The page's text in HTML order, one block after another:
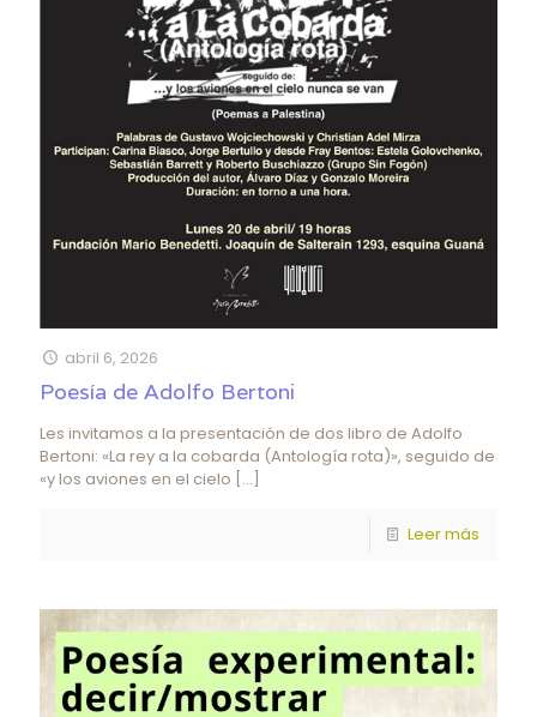
abril 6, 2026
Poesía de Adolfo Bertoni
Les invitamos a la presentación de dos libro de Adolfo
Bertoni: «La rey a la cobarda (Antología rota)», seguido de
«y los aviones en el cielo […]
Leer más